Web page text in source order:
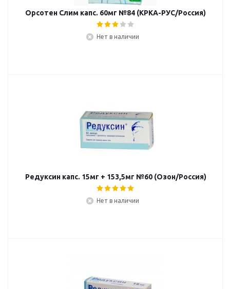
Орсотен Слим капс. 60мг №84 (КРКА-РУС/Россия)
Нет в наличии
Редуксин капс. 15мг + 153,5мг №60 (Озон/Россия)
Нет в наличии